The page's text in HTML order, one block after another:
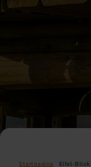
Startpagina Eifel-Blick